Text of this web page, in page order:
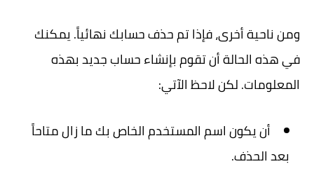
ومن ناحية أخرى، فإذا تم حذف حسابك نهائياً. يمكنك
في هذه الحالة أن تقوم بإنشاء حساب جديد بهذه
المعلومات. لكن لاحظ الآتي:
أن يكون اسم المستخدم الخاص بك ما زال متاحاً
بعد الحذف.